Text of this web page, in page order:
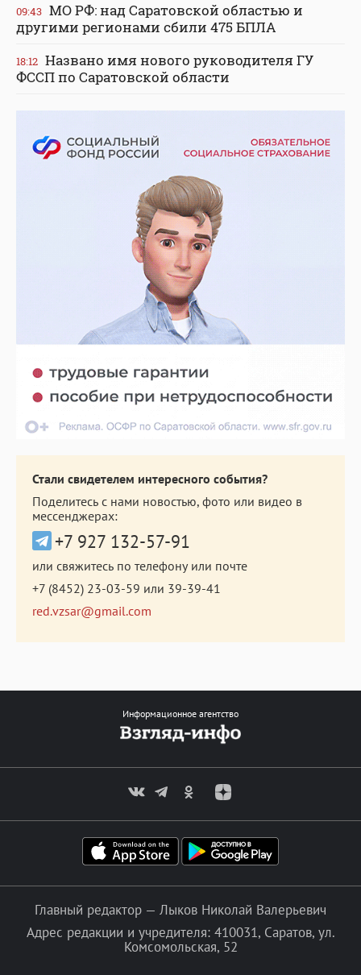
09:43 МО РФ: над Саратовской областью и
другими регионами сбили 475 БПЛА
18:12 Названо имя нового руководителя ГУ
ФССП по Саратовской области
Стали свидетелем интересного события?
Поделитесь с нами новостью, фото или видео в
мессенджерах:
+7 927 132-57-91
или свяжитесь по телефону или почте
+7 (8452) 23-03-59 или 39-39-41
red.vzsar@gmail.com
Информационное агентство
Главный редактор — Лыков Николай Валерьевич
Адрес редакции и учредителя: 410031, Саратов, ул.
Комсомольская, 52